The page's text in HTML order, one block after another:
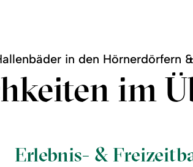
in den Hörnerdörfern
im
Erlebnis- &